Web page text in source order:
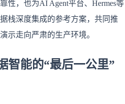
性，也为AI Agent平台、Hermes等
栈深度集成的参考方案，共同推
示走向严肃的生产环境。
智能的“最后一公里”